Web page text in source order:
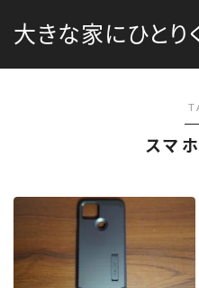
大きな家にひとり
MENU
消防団
スマ